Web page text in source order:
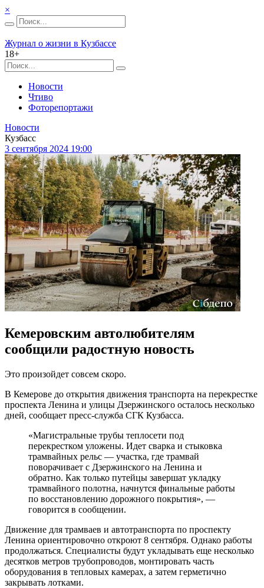
×
Журнал о жизни в Кузбассе
18+
Новости
Чтиво
Фоторепортажи
Новости
Кузбасс
3 сентября 2024 19:00
Кемеровским автолюбителям
сообщили радостную новость
Это произойдет совсем скоро.
В Кемерове до открытия движения транспорта на перекрестке
проспекта Ленина и улицы Дзержинского осталось несколько
дней, сообщает пресс-служба СГК Кузбасса.
«Магистральные трубы теплосети под
перекрестком уложены. Идет сварка и стыковка
трамвайных рельс — участка, где трамвай
поворачивает с Дзержинского на Ленина и
обратно. Как только путейцы завершат укладку
трамвайного полотна, начнутся финальные работы
по восстановлению дорожного покрытия», —
говорится в сообщении.
Движение для трамваев и автотранспорта по проспекту
Ленина ориентировочно откроют 8 сентября. Однако работы
продолжаться. Специалисты будут укладывать еще несколько
десятков метров трубопроводов, монтировать часть
оборудования в тепловых камерах, а затем герметично
закрывать лотками.